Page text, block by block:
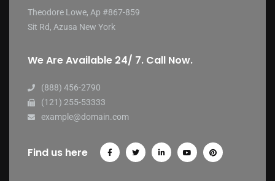
Theodore Lowe, Ap #867-859
Sit Rd, Azusa New York
We Are Available 24/ 7. Call Now.
(888) 456-2790
(121) 255-53333
example@domain.com
Find us here